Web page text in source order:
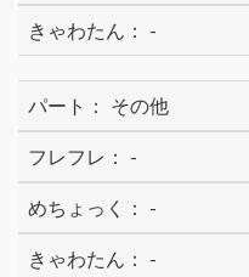
-
その他
-
-
-